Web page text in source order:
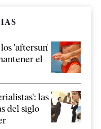
'aftersun'
el
las
del siglo